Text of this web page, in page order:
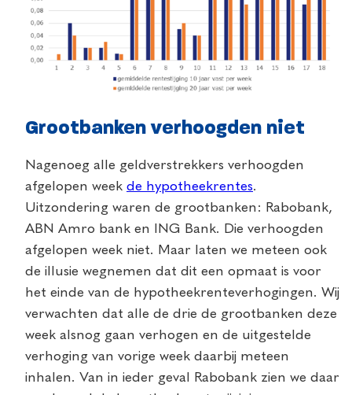
Grootbanken verhoogden niet
Nagenoeg alle geldverstrekkers verhoogden
afgelopen week de hypotheekrentes.
Uitzondering waren de grootbanken: Rabobank,
ABN Amro bank en ING Bank. Die verhoogden
afgelopen week niet. Maar laten we meteen ook
de illusie wegnemen dat dit een opmaat is voor
het einde van de hypotheekrenteverhogingen. Wij
verwachten dat alle de drie de grootbanken deze
week alsnog gaan verhogen en de uitgestelde
verhoging van vorige week daarbij meteen
inhalen. Van in ieder geval Rabobank zien we daar